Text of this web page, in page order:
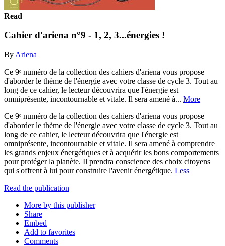
Read
Cahier d'ariena n°9 - 1, 2, 3...énergies !
By Ariena
Ce 9ᵉ numéro de la collection des cahiers d'ariena vous propose
d'aborder le thème de l'énergie avec votre classe de cycle 3. Tout au
long de ce cahier, le lecteur découvrira que l'énergie est
omniprésente, incontournable et vitale. Il sera amené à... More
Ce 9ᵉ numéro de la collection des cahiers d'ariena vous propose
d'aborder le thème de l'énergie avec votre classe de cycle 3. Tout au
long de ce cahier, le lecteur découvrira que l'énergie est
omniprésente, incontournable et vitale. Il sera amené à comprendre
les grands enjeux énergétiques et à acquérir les bons comportements
pour protéger la planète. Il prendra conscience des choix citoyens
qui s'offrent à lui pour construire l'avenir énergétique. Less
Read the publication
More by this publisher
Share
Embed
Add to favorites
Comments